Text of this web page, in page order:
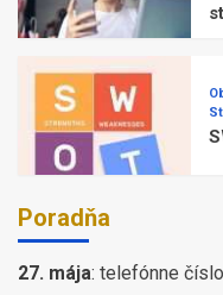
Poradňa
27. mája: telefónne